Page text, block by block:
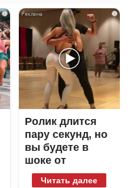
i i
Ролик длится
пару секунд, но
вы будете в
шоке от
увиденного
Читать далее